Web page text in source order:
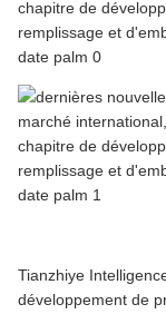
Tianzhiye
développement de